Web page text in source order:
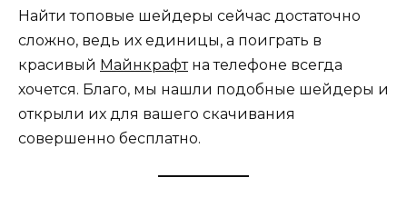
Найти топовые шейдеры сейчас достаточно
сложно, ведь их единицы, а поиграть в
красивый Майнкрафтна телефоне всегда
хочется. Благо, мы нашли подобные шейдеры и
открыли их для вашего скачивания
совершенно бесплатно.